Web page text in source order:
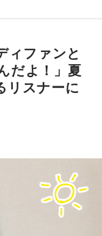
狗の像がある高尾
気に山深くなり、
いきます。その最
ネル」といいま
恵まれた日曜日で
で復旧工事が行わ
当時は画像左・上り線の単線
ィファンと
だよ！」夏
リスナーに